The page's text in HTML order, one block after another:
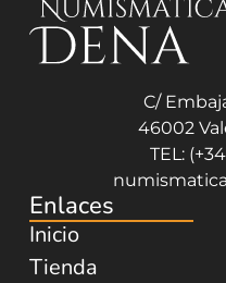
C/
46002
TEL:
Enlaces
Inicio
Tienda